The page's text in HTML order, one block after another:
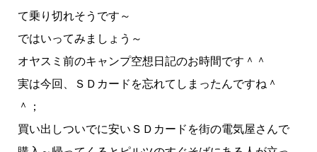
て乗り切れそうです～
ではいってみましょう～
オヤスミ前のキャンプ空想日記のお時間です＾＾
実は今回、ＳＤカードを忘れてしまったんですね＾
＾；
買い出しついでに安いＳＤカードを街の電気屋さんで